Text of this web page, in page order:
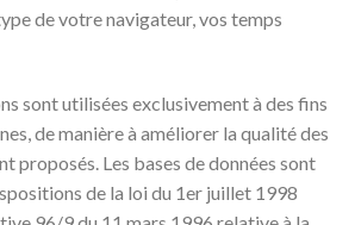
de votre navigateur, vos temps
sont utilisées exclusivement à des fins
de manière à améliorer la qualité des
proposés. Les bases de données sont
de la loi du 1er juillet 1998